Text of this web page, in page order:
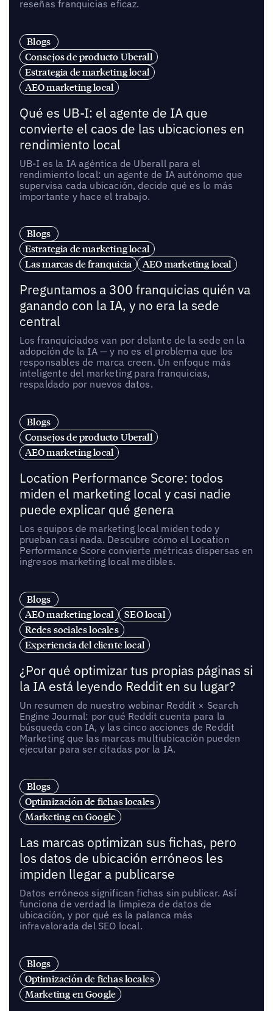
reseñas franquicias eficaz.
Blogs
Consejos de producto Uberall
Estrategia de marketing local
AEO marketing local
Qué es UB-I: el agente de IA que
convierte el caos de las ubicaciones en
rendimiento local
UB-I es la IA agéntica de Uberall para el
rendimiento local: un agente de IA autónomo que
supervisa cada ubicación, decide qué es lo más
importante y hace el trabajo.
Blogs
Estrategia de marketing local
Las marcas de franquicia
AEO marketing local
Preguntamos a 300 franquicias quién va
ganando con la IA, y no era la sede
central
Los franquiciados van por delante de la sede en la
adopción de la IA — y no es el problema que los
responsables de marca creen. Un enfoque más
inteligente del marketing para franquicias,
respaldado por nuevos datos.
Blogs
Consejos de producto Uberall
AEO marketing local
Location Performance Score: todos
miden el marketing local y casi nadie
puede explicar qué genera
Los equipos de marketing local miden todo y
prueban casi nada. Descubre cómo el Location
Performance Score convierte métricas dispersas en
ingresos marketing local medibles.
Blogs
AEO marketing local
SEO local
Redes sociales locales
Experiencia del cliente local
¿Por qué optimizar tus propias páginas si
la IA está leyendo Reddit en su lugar?
Un resumen de nuestro webinar Reddit × Search
Engine Journal: por qué Reddit cuenta para la
búsqueda con IA, y las cinco acciones de Reddit
Marketing que las marcas multiubicación pueden
ejecutar para ser citadas por la IA.
Blogs
Optimización de fichas locales
Marketing en Google
Las marcas optimizan sus fichas, pero
los datos de ubicación erróneos les
impiden llegar a publicarse
Datos erróneos significan fichas sin publicar. Así
funciona de verdad la limpieza de datos de
ubicación, y por qué es la palanca más
infravalorada del SEO local.
Blogs
Optimización de fichas locales
Marketing en Google